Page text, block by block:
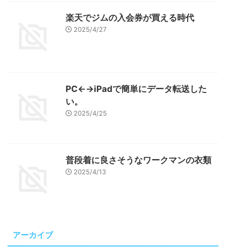
楽天でジムの入会券が買える時代
2025/4/27
PC←→iPadで簡単にデータ転送した
い。
2025/4/25
普段着に良さそうなワークマンの衣類
2025/4/13
アーカイブ